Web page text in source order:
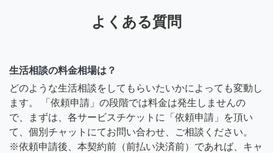
よくある質問
生活相談の料金相場は？
どのような生活相談をしてもらいたいかによっても変動し
ます。 「依頼申請」の段階では料金は発生しませんの
で、まずは、各サービスチケットに「依頼申請」を頂い
て、個別チャットにてお問い合わせ、ご相談ください。
※依頼申請後、本契約前（前払い決済前）であれば、キャ